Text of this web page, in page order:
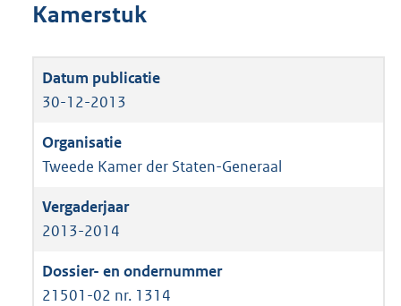
Kamerstuk
30-12-2013
Tweede Kamer der Staten-Generaal
2013-2014
21501-02 nr. 1314